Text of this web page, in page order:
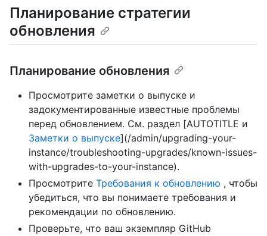
Планирование стратегии
обновления
Планирование обновления
Просмотрите заметки о выпуске и
задокументированные известные проблемы
перед обновлением. См. раздел [AUTOTITLE и
Заметки о выпуске](/admin/upgrading-your-
instance/troubleshooting-upgrades/known-issues-
with-upgrades-to-your-instance).
Просмотрите Требования к обновлению , чтобы
убедиться, что вы понимаете требования и
рекомендации по обновлению.
Проверьте, что ваш экземпляр GitHub